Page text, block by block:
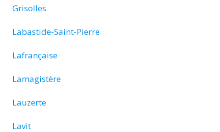
Grisolles
Labastide-Saint-Pierre
Lafrançaise
Lamagistère
Lauzerte
Lavit